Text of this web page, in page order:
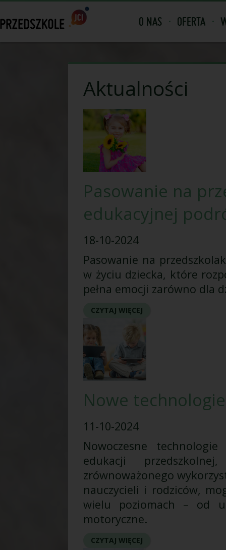
O NAS OFERTA
Aktualności
Pasowanie na
edukacyjnej
18-10-2024
Pasowanie na
w życiu dziecka, które
pełna emocji zarówno dla
CZYTAJ WIĘCEJ
Nowe
11-10-2024
Nowoczesne
edukacji
zrównoważonego
nauczycieli i rodziców,
wielu poziomach – od
motoryczne.
CZYTAJ WIĘCEJ